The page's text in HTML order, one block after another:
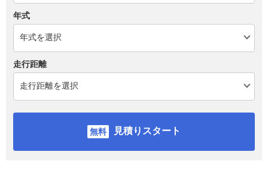
年式
走行距離
見積りスタート